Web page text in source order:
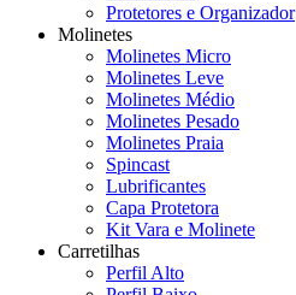
Protetores e Organizador
Molinetes
Molinetes Micro
Molinetes Leve
Molinetes Médio
Molinetes Pesado
Molinetes Praia
Spincast
Lubrificantes
Capa Protetora
Kit Vara e Molinete
Carretilhas
Perfil Alto